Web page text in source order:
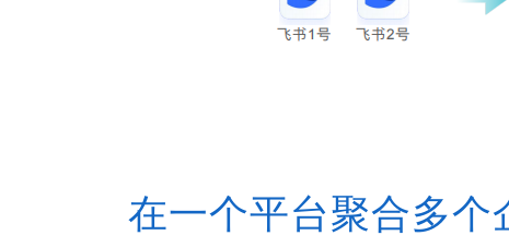
在一个平台聚合多个